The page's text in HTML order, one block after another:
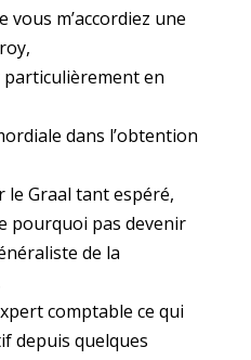
vous m’accordiez une
particulièrement en
dans l’obtention
le Graal tant espéré,
pourquoi pas devenir
de la
comptable ce qui
depuis quelques